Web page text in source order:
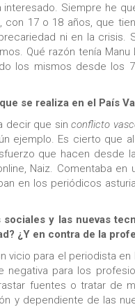
Siempre he
con 17 o 18 años, que
ni en la crisis.
Qué razón tenía Manu
los mismos desde los
se realiza en el País
decir que sin conflicto
ejemplo. Es cierto que
que hacen desde
Naiz. Comentaba en
en los periódicos
y las nuevas
¿Y en contra de la
vicio para el periodista
para los
fuentes o tratar de
y dependiente de las